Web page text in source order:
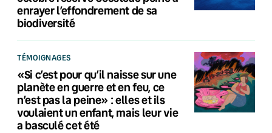
enrayer l’effondrement de sa
biodiversité
TÉMOIGNAGES
«Si c’est pour qu’il naisse sur une
planète en guerre et en feu, ce
n’est pas la peine» : elles et ils
voulaient un enfant, mais leur vie
a basculé cet été